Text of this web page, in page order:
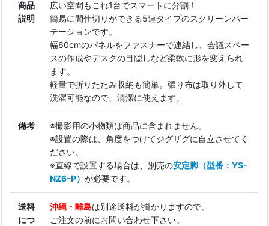
商品
説明
広い空間もこれ1台でスマートに分割！
簡易に間仕切りができる5連タイプのスクリーンパー
テーションです。
幅60cmのパネルをファスナーで連結し、会議スペー
スの作成やデスクの目隠しなど柔軟に形を変えられ
ます。
軽量で折りたたみ収納も簡単。張り布は取り外して
洗濯可能なので、清潔に使えます。
備考
※撮影用の小物類は商品に含まれません。
※設置の際は、角度をつけてジグザグに自立させてく
ださい。
※直線で設置する場合は、別売の安定脚（型番：YS-
NZ6-P） が必要です。
送料
につ
沖縄・離島は別途送料が掛かりますので、
ご注文の前にお問い合わせ下さい。